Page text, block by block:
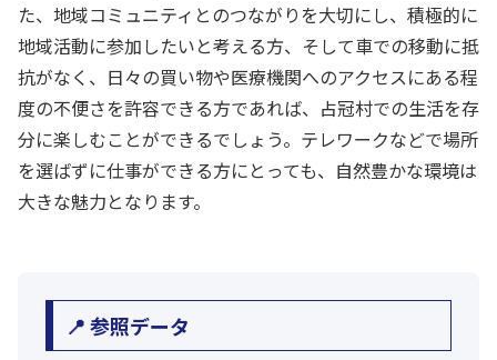
た、地域コミュニティとのつながりを大切にし、積極的に
地域活動に参加したいと考える方、そして車での移動に抵
抗がなく、日々の買い物や医療機関へのアクセスにある程
度の不便さを許容できる方であれば、占冠村での生活を存
分に楽しむことができるでしょう。テレワークなどで場所
を選ばずに仕事ができる方にとっても、自然豊かな環境は
大きな魅力となります。
📍 参照データ